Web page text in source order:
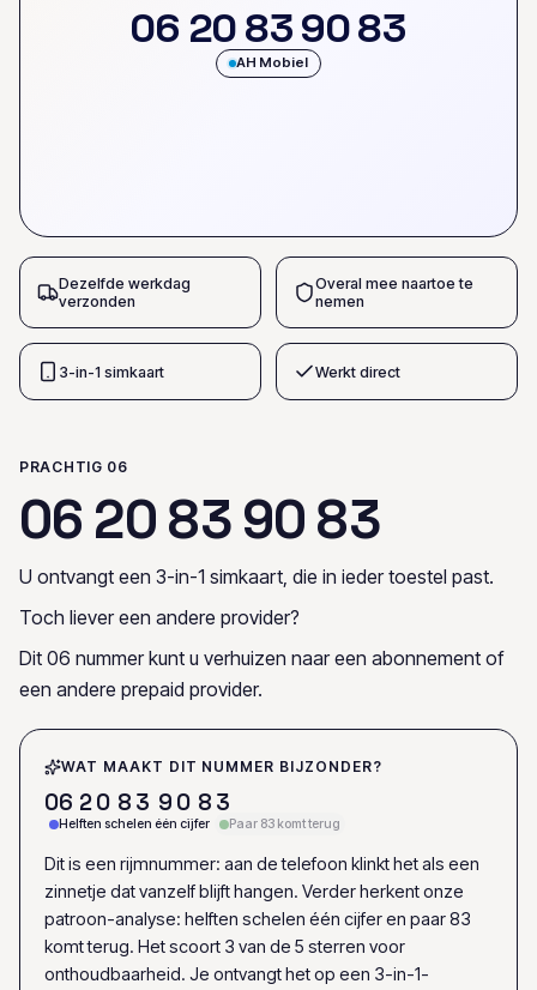
06 20839083
AH Mobiel
Dezelfde werkdag
verzonden
Overal mee naartoe te
nemen
3-in-1 simkaart Werkt direct
PRACHTIG 06
06 20839083
U ontvangt een 3-in-1 simkaart, die in ieder toestel past.
Toch liever een andere provider?
Dit 06 nummer kunt u verhuizen naar een abonnement of
een andere prepaid provider.
WAT MAAKT DIT NUMMER BIJZONDER?
06 20 8 3 9 0 8 3
Helften schelen één cijfer Paar 83 komt terug
Dit is een rijmnummer: aan de telefoon klinkt het als een
zinnetje dat vanzelf blijft hangen. Verder herkent onze
patroon-analyse: helften schelen één cijfer en paar 83
komt terug. Het scoort 3 van de 5 sterren voor
onthoudbaarheid. Je ontvangt het op een 3-in-1-